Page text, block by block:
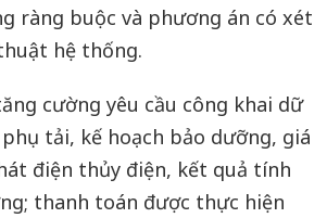
ràng buộc và phương án có xét
hệ thống.
cường yêu cầu công khai dữ
tải, kế hoạch bảo dưỡng, giá
điện thủy điện, kết quả tính
thanh toán được thực hiện